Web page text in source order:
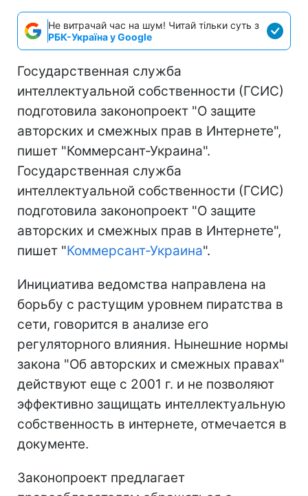
Не витрачай час на шум! Читай тільки суть з
РБК-Україна у Google
Государственная служба
интеллектуальной собственности (ГСИС)
подготовила законопроект "О защите
авторских и смежных прав в Интернете",
пишет "Коммерсант-Украина".
Государственная служба
интеллектуальной собственности (ГСИС)
подготовила законопроект "О защите
авторских и смежных прав в Интернете",
пишет "Коммерсант-Украина".
Инициатива ведомства направлена на
борьбу с растущим уровнем пиратства в
сети, говорится в анализе его
регуляторного влияния. Нынешние нормы
закона "Об авторских и смежных правах"
действуют еще с 2001 г. и не позволяют
эффективно защищать интеллектуальную
собственность в интернете, отмечается в
документе.
Законопроект предлагает